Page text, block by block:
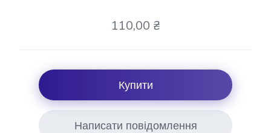
110,00 ₴
Купити
Написати повідомлення